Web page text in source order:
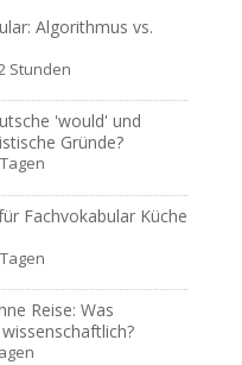
Algorithmus vs.
Stunden
'would' und
Gründe?
Fachvokabular Küche
Reise: Was